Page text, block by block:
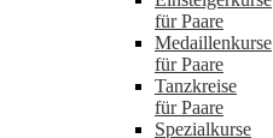
für Paare
Medaillenkurse
für Paare
Tanzkreise
für Paare
Spezialkurse